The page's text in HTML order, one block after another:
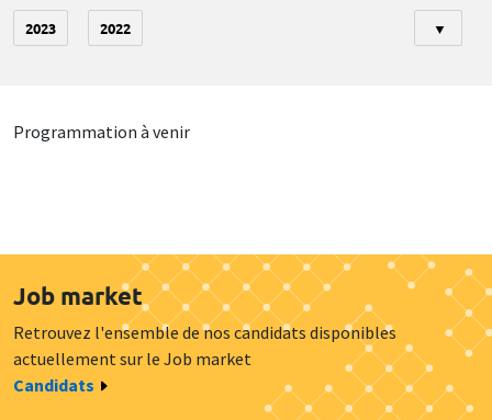
2023 2022 ▼
Programmation à venir
Job market
Retrouvez l'ensemble de nos candidats disponibles
actuellement sur le Job market
Candidats